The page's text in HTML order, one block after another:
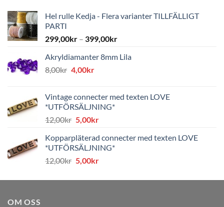
Hel rulle Kedja - Flera varianter TILLFÄLLIGT
PARTI
299,00kr – 399,00kr
Akryldiamanter 8mm Lila
8,00kr Det
var:
8,00kr.
4,00krDet
är:
4,00kr.
Vintage connecter med texten LOVE
*UTFÖRSÄLJNING*
12,00kr Det
priset
var:
12,00kr.
5,00krDet
priset
är:
5,00kr.
Kopparpläterad connecter med texten LOVE
*UTFÖRSÄLJNING*
12,00kr Det
priset
5,00krDet
priset
OM OSS